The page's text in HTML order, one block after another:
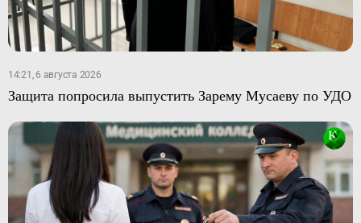
14:21, 6 августа 2026
Защита попросила выпустить Зарему Мусаеву по УДО